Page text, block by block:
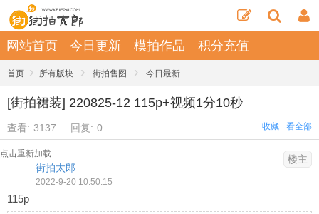
网站首页 今日更新 模拍作品 积分充值
首页 › 所有版块 › 街拍售图 › 今日最新
[街拍裙装] 220825-12 115p+视频1分10秒
查看: 3137 回复: 0 看全部
收藏
点击重新加载
街拍太郎
2022-9-20 10:50:15
楼主
115p